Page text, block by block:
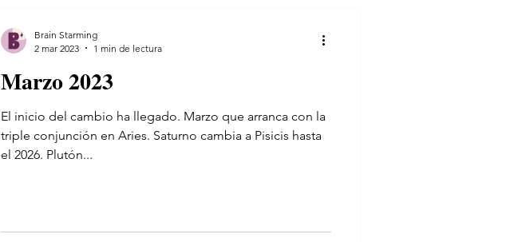
Marzo 2023
El inicio del cambio ha llegado. Marzo que arranca con la
triple conjunción en Aries. Saturno cambia a Pisicis hasta
el 2026. Plutón...
Brain Starming
2 mar 2023
1 min de lectura